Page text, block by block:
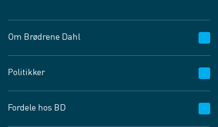
Om Brødrene Dahl
Vagttelefon 30 10 89 89
Spørgsmål og svar
Job og karriere
Politikker
Privatlivspolitik
Fordele hos BD